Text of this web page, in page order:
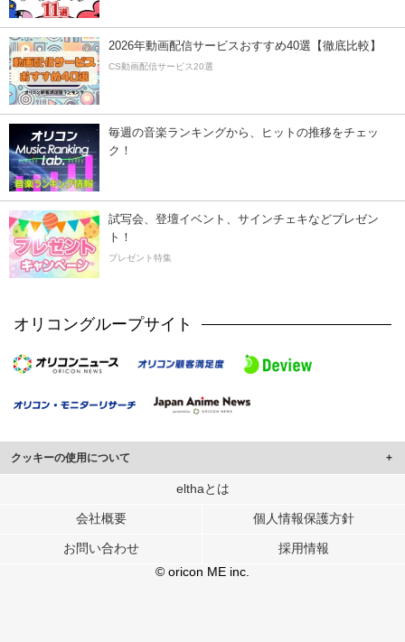
2026年動画配信サービスおすすめ40選【徹底比較】
CS動画配信サービス20選
毎週の音楽ランキングから、ヒットの推移をチェッ
ク！
試写会、登壇イベント、サインチェキなどプレゼン
ト！
プレゼント特集
オリコングループサイト
クッキーの使用について
このサイトでは Cookie を使用して、ユーザーに合わせたコンテンツや広告の
行っています。
メディアや広告配信、データ解析の各パートナーに提供しています。
各パートナーは、この情報とユーザーが各パートナーに提供した他の情報や、
ユーザーが各パートナーのサービスを使用したときに収集した他の情報を組み
elthaとは
会社概要 個人情報保護方針
お問い合わせ
採用情報
© oricon ME inc.